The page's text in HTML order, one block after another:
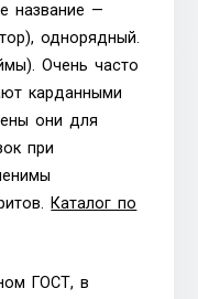
название —
однорядный.
Очень часто
карданными
они для
при
Каталог по
ГОСТ, в